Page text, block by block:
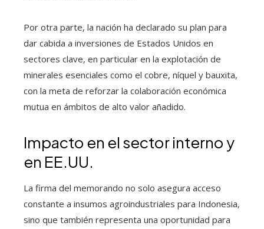
Por otra parte, la nación ha declarado su plan para
dar cabida a inversiones de Estados Unidos en
sectores clave, en particular en la explotación de
minerales esenciales como el cobre, níquel y bauxita,
con la meta de reforzar la colaboración económica
mutua en ámbitos de alto valor añadido.
Impacto en el sector interno y
en EE.UU.
La firma del memorando no solo asegura acceso
constante a insumos agroindustriales para Indonesia,
sino que también representa una oportunidad para